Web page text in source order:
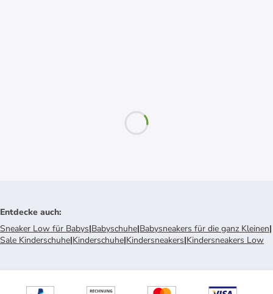
Entdecke auch:
Sneaker Low für Babys|Babyschuhe|Babysneakers für die ganz Kleinen|
Sale Kinderschuhe|Kinderschuhe|Kindersneakers|Kindersneakers Low